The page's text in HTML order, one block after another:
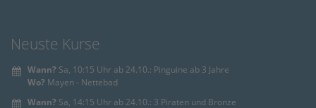
Neuste Kurse
Wann? Sa, 10:15 Uhr ab 24.10.: Pinguine ab 3 Jahre
Wo? Mayen - Nettebad
Wann? Sa, 14:15 Uhr ab 24.10.: 3 Piraten und Bronze